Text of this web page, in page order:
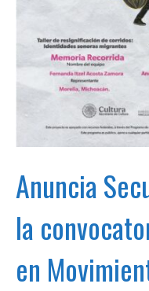
Anuncia
la
en